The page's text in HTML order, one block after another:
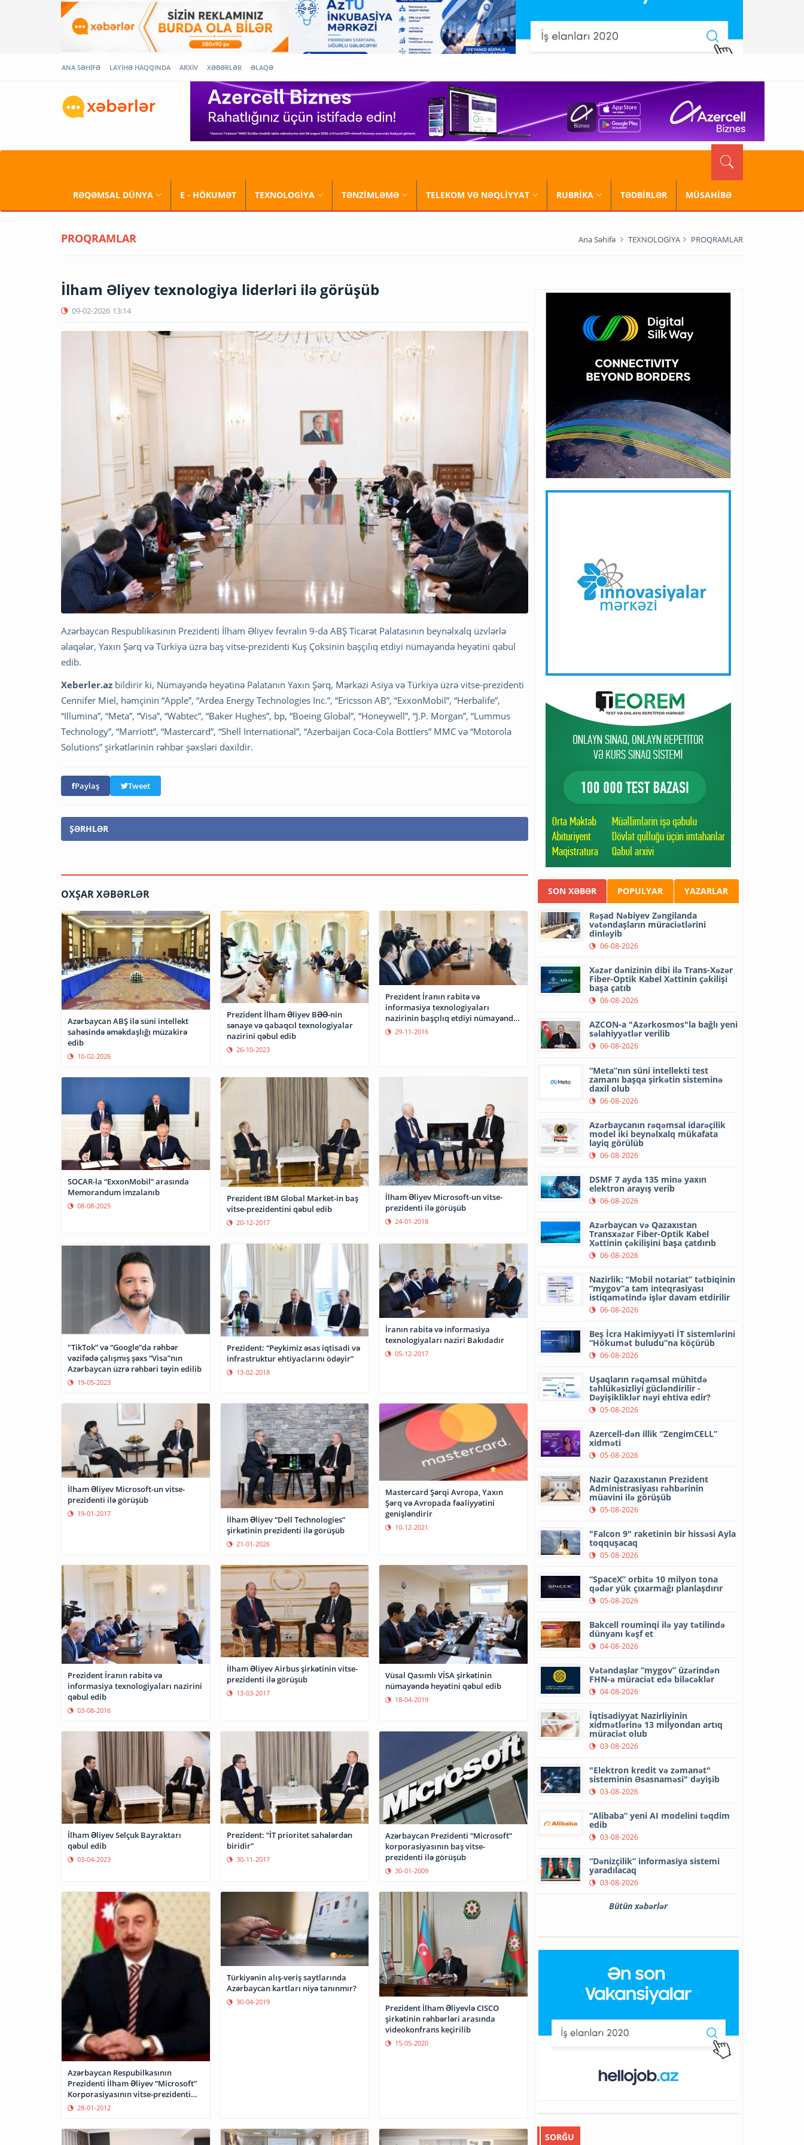
ANA SƏHİFƏ LAYİHƏ HAQQINDA ARXİV XƏBƏRLƏR ƏLAQƏ
RƏQƏMSAL DÜNYA E - HÖKUMƏT TEXNOLOGİYA TƏNZİMLƏMƏ TELEKOM VƏ NƏQLİYYAT RUBRİKA TƏDBİRLƏR MÜSAHİBƏ
PROQRAMLAR Ana Səhifə TEXNOLOGİYA PROQRAMLAR
İlham Əliyev texnologiya liderləri ilə görüşüb
09-02-2026 13:14
Azərbaycan Respublikasının Prezidenti İlham Əliyev fevralın 9-da ABŞ Ticarət Palatasının beynəlxalq üzvlərlə
əlaqələr, Yaxın Şərq və Türkiyə üzrə baş vitse-prezidenti Kuş Çoksinin başçılıq etdiyi nümayəndə heyətini qəbul
edib.
Xeberler.az bildirir ki, Nümayəndə heyətinə Palatanın Yaxın Şərq, Mərkəzi Asiya və Türkiyə üzrə vitse-prezidenti
Cennifer Miel, həmçinin “Apple”, “Ardea Energy Technologies Inc.”, “Ericsson AB”, “ExxonMobil”, “Herbalife”,
“Illumina”, “Meta”, “Visa”, “Wabtec”, “Baker Hughes”, bp, “Boeing Global”, “Honeywell”, “J.P. Morgan”, “Lummus
Technology”, “Marriott”, “Mastercard”, “Shell International”, “Azerbaijan Coca-Cola Bottlers” MMC və “Motorola
Solutions” şirkətlərinin rəhbər şəxsləri daxildir.
Paylaş Tweet
ŞƏRHLƏR
OXŞAR XƏBƏRLƏR
Azərbaycan ABŞ ilə süni intellekt
sahəsində əməkdaşlığı müzakirə
edib
10-02-2026
Prezident İlham Əliyev BƏƏ-nin
sənaye və qabaqcıl texnologiyalar
nazirini qəbul edib
26-10-2023
Prezident İranın rabitə və
informasiya texnologiyaları
nazirinin başçılıq etdiyi nümayəndə
heyətini qəbul edib
29-11-2016
SOCAR-la “ExxonMobil” arasında
Memorandum imzalanıb
08-08-2025
Prezident IBM Global Market-in baş
vitse-prezidentini qəbul edib
20-12-2017
İlham Əliyev Microsoft-un vitse-
prezidenti ilə görüşüb
24-01-2018
"TikTok” və “Google”da rəhbər
vəzifədə çalışmış şəxs “Visa”nın
Azərbaycan üzrə rəhbəri təyin edilib
19-05-2023
Prezident: “Peykimiz əsas iqtisadi və
infrastruktur ehtiyaclarını ödəyir”
13-02-2018
İranın rabitə və informasiya
texnologiyaları naziri Bakıdadır
05-12-2017
İlham Əliyev Microsoft-un vitse-
prezidenti ilə görüşüb
19-01-2017
İlham Əliyev “Dell Technologies”
şirkətinin prezidenti ilə görüşüb
21-01-2026
Mastercard Şərqi Avropa, Yaxın
Şərq və Avropada fəaliyyətini
genişləndirir
10-12-2021
Prezident İranın rabitə və
informasiya texnologiyaları nazirini
qəbul edib
03-08-2016
İlham Əliyev Airbus şirkətinin vitse-
prezidenti ilə görüşüb
13-03-2017
Vüsal Qasımlı VİSA şirkətinin
nümayəndə heyətini qəbul edib
18-04-2019
İlham Əliyev Selçuk Bayraktarı
qəbul edib
03-04-2023
Prezident: “İT prioritet sahələrdən
biridir”
30-11-2017
Azərbaycan Prezidenti “Microsoft”
korporasiyasının baş vitse-
prezidenti ilə görüşüb
30-01-2009
Azərbaycan Respubilkasının
Prezidenti İlham Əliyev “Microsoft”
Korporasiyasının vitse-prezidenti
Jan Kurtua ilə görüşüb
28-01-2012
Türkiyənin alış-veriş saytlarında
Azərbaycan kartları niyə tanınmır?
30-04-2019
Prezident İlham Əliyevlə CISCO
şirkətinin rəhbərləri arasında
videokonfrans keçirilib
15-05-2020
SON XƏBƏR POPULYAR YAZARLAR
Rəşad Nəbiyev Zəngilanda
vətəndaşların müraciətlərini
dinləyib
06-08-2026
Xəzər dənizinin dibi ilə Trans-Xəzər
Fiber-Optik Kabel Xəttinin çəkilişi
başa çatıb
06-08-2026
AZCON-a "Azərkosmos"la bağlı yeni
səlahiyyətlər verilib
06-08-2026
“Meta”nın süni intellekti test
zamanı başqa şirkətin sisteminə
daxil olub
06-08-2026
Azərbaycanın rəqəmsal idarəçilik
model iki beynəlxalq mükafata
layiq görülüb
06-08-2026
DSMF 7 ayda 135 minə yaxın
elektron arayış verib
06-08-2026
Azərbaycan və Qazaxıstan
Transxəzər Fiber-Optik Kabel
Xəttinin çəkilişini başa çatdırıb
06-08-2026
Nazirlik: “Mobil notariat” tətbiqinin
“mygov”a tam inteqrasiyası
istiqamətində işlər davam etdirilir
06-08-2026
Beş İcra Hakimiyyəti İT sistemlərini
“Hökumət buludu”na köçürüb
06-08-2026
Uşaqların rəqəmsal mühitdə
təhlükəsizliyi gücləndirilir -
Dəyişikliklər nəyi ehtiva edir?
05-08-2026
Azercell-dən illik “ZengimCELL”
xidməti
05-08-2026
Nazir Qazaxıstanın Prezident
Administrasiyası rəhbərinin
müavini ilə görüşüb
05-08-2026
"Falcon 9" raketinin bir hissəsi Ayla
toqquşacaq
05-08-2026
“SpaceX” orbitə 10 milyon tona
qədər yük çıxarmağı planlaşdırır
05-08-2026
Bakcell rouminqi ilə yay tətilində
dünyanı kəşf et
04-08-2026
Vətəndaşlar “mygov” üzərindən
FHN-ə müraciət edə biləcəklər
04-08-2026
İqtisadiyyat Nazirliyinin
xidmətlərinə 13 milyondan artıq
müraciət olub
03-08-2026
"Elektron kredit və zəmanət"
sisteminin Əsasnaməsi" dəyişib
03-08-2026
“Alibaba” yeni AI modelini təqdim
edib
03-08-2026
“Dənizçilik” informasiya sistemi
yaradılacaq
03-08-2026
Bütün xəbərlər
SORĞU